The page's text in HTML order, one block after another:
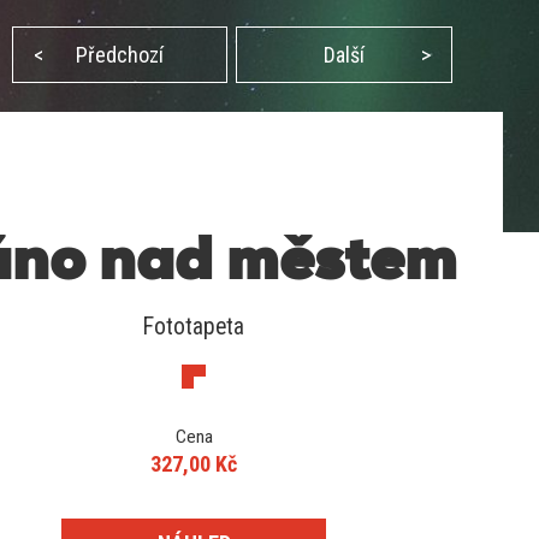
< Předchozí Další >
nad městem
Fototapeta
Cena
327,00 Kč